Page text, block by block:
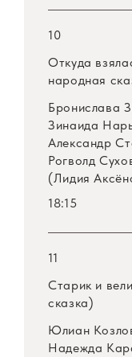
10
Откуда
народная
Бронислава
Зинаида
Александр
Рогволд
(Лидия
18:15
11
Старик и
сказка)
Юлиан
Надежда